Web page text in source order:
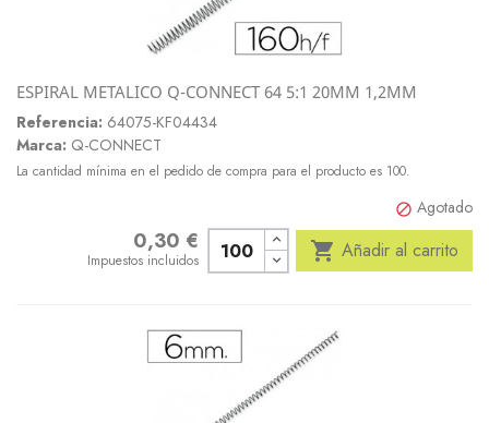
ESPIRAL METALICO Q-CONNECT 64 5:1 20MM 1,2MM
Referencia: 64075-KF04434
Marca: Q-CONNECT
La cantidad mínima en el pedido de compra para el producto es 100.
 Agotado
0,30 €
Impuestos incluidos  Añadir al carrito